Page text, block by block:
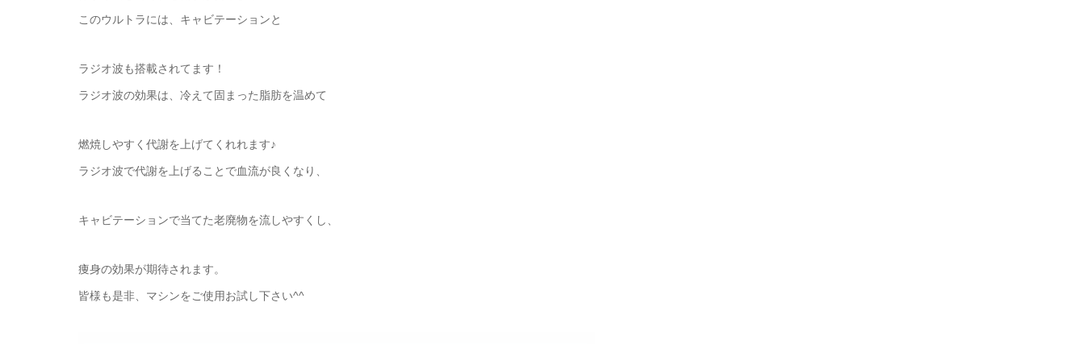
このウルトラには、キャビテーションと
ラジオ波も搭載されてます！
ラジオ波の効果は、冷えて固まった脂肪を温めて
燃焼しやすく代謝を上げてくれれます♪
ラジオ波で代謝を上げることで血流が良くなり、
キャビテーションで当てた老廃物を流しやすくし、
痩身の効果が期待されます。
皆様も是非、マシンをご使用お試し下さい^^